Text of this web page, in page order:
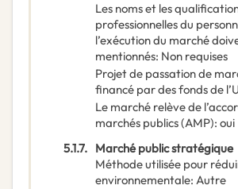
Les noms et les
professionnelles du
l’exécution du marché
mentionnés: Non requises
Projet de passation de
financé par des fonds de
Le marché relève de
marchés publics (AMP): oui
5.1.7. Marché public stratégique
Méthode utilisée pour
environnementale: Autre